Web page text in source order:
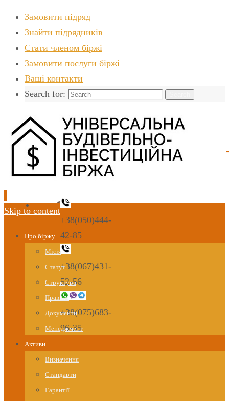
Замовити підряд
Знайти пiдрядникiв
Стати членом біржі
Замовити послуги біржі
Ваші контакти
Search for:
+38(050)444-
42-85
+38(067)431-
52-56
+38(075)683-
96-35
Skip to content
Про біржу
Місія
Статут
Структура
Правила
Документи
Менеджмент
Активи
Визначення
Стандарти
Гарантії